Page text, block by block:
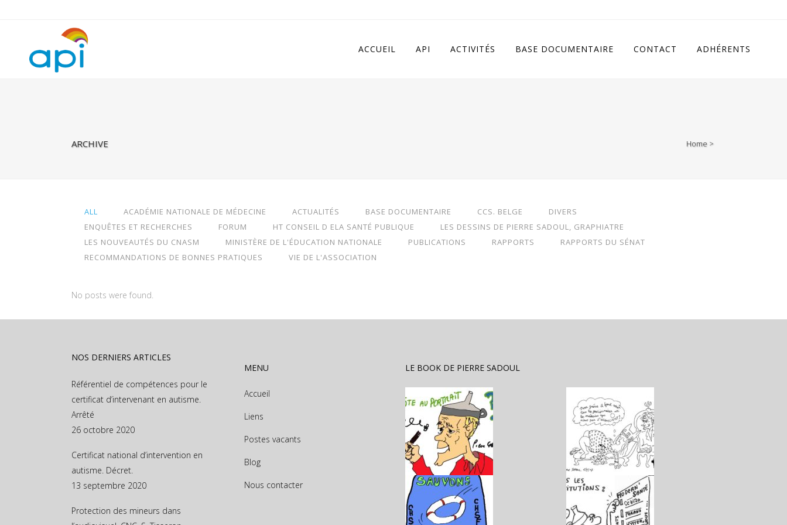
ACCUEIL API ACTIVITÉS BASE DOCUMENTAIRE CONTACT ADHÉRENTS
ARCHIVE Home >
ALL ACADÉMIE NATIONALE DE MÉDECINE ACTUALITÉS BASE DOCUMENTAIRE CCS. BELGE
DIVERS
ENQUÊTES ET RECHERCHES
FORUM HT CONSEIL D ELA SANTÉ PUBLIQUE
LES DESSINS DE PIERRE SADOUL, GRAPHIATRE
LES NOUVEAUTÉS DU CNASM
MINISTÈRE DE L'ÉDUCATION NATIONALE PUBLICATIONS RAPPORTS
RAPPORTS DU SÉNAT
RECOMMANDATIONS DE BONNES PRATIQUES
VIE DE L'ASSOCIATION
No posts were found.
NOS DERNIERS ARTICLES
Référentiel de compétences pour le
certificat d’intervenant en autisme.
Arrêté
26 octobre 2020
Certificat national d’intervention en
autisme. Décret.
13 septembre 2020
Protection des mineurs dans
MENU
Accueil
Liens
Postes vacants
Blog
Nous contacter
LE BOOK DE PIERRE SADOUL